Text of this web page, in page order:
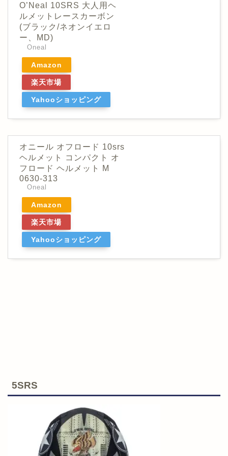
O’Neal 10SRS 大人用ヘ
ルメットレースカーボン
(ブラック/ネオンイエロ
ー、MD)
Oneal
Amazon
楽天市場
Yahooショッピング
オニール オフロード 10srs
ヘルメット コンパクト オ
フロード ヘルメット M
0630-313
Oneal
Amazon
楽天市場
Yahooショッピング
5SRS